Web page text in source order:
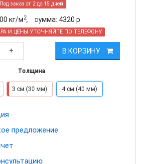
Под заказ от 2 до 15 дней
кг/м2, cумма: 4320 р
И ЦЕНЫ УТОЧНЯЙТЕ ПО ТЕЛЕФОНУ
+ В КОРЗИНУ
Толщина
3 см (30 мм) 4 см (40 мм)
предложение